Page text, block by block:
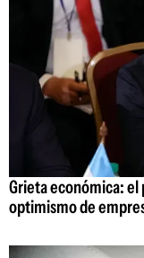
Grieta económica: el
optimismo de